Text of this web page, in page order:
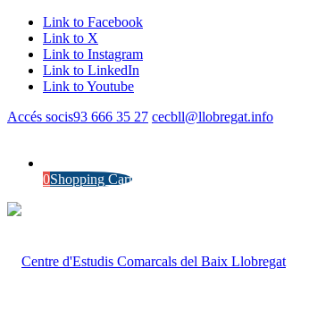
Link to Facebook
Link to X
Link to Instagram
Link to LinkedIn
Link to Youtube
Accés socis93 666 35 27 cecbll@llobregat.info
0Shopping Cart